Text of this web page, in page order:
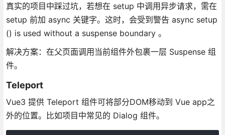
真实的项目中踩过坑，若想在 setup 中调用异步请求，需在
setup 前加 async 关键字。这时，会受到警告 async setup
() is used without a suspense boundary 。
解决方案：在父页面调用当前组件外包裹一层 Suspense 组
件。
Teleport
Vue3 提供 Teleport 组件可将部分DOM移动到 Vue app之
外的位置。比如项目中常见的 Dialog 组件。